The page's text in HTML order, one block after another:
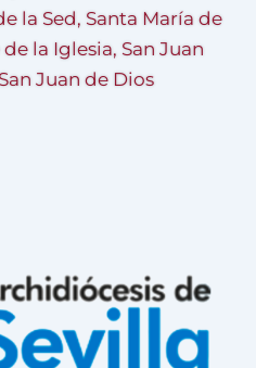
la Sed, Santa María de
la Iglesia, San Juan
Juan de Dios